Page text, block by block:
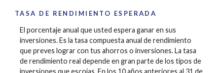
TASA DE RENDIMIENTO ESPERADA
El porcentaje anual que usted espera ganar en sus
inversiones. Es la tasa compuesta anual de rendimiento
que preves lograr con tus ahorros o inversiones. La tasa
de rendimiento real depende en gran parte de los tipos de
inversiones que escojas. En los 10 años anteriores al 31 de